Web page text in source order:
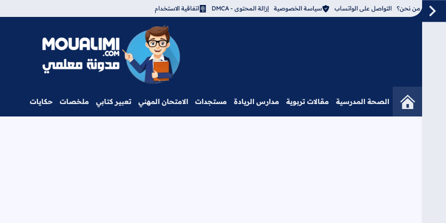
من نحن؟ التواصل على الواتساب سياسة الخصوصية إزالة المحتوى - DMCA اتفاقية الاستخدام
مدونة معلمي
الصحة المدرسية مقالات تربوية مدارس الريادة مستجدات الامتحان المهني تعبير كتابي ملخصات حكايات